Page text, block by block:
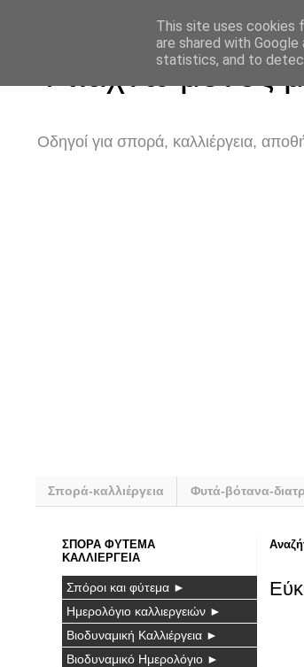
Φτιάχνω μόνος
Οδηγοί για σπορά, καλλιέργεια,
Σπορά-καλλιέργεια Φυτά-βότανα-
ΣΠΟΡΑ ΦΥΤΕΜΑ
ΚΑΛΛΙΕΡΓΕΙΑ
Σπόροι και φύτεμα ►
Ημερολόγιο καλλιεργειών ►
Βιοδυναμική Καλλιέργεια ►
Βιοδυναμικό Ημερολόγιο ►
This site uses cookies
are shared with
statistics, and to